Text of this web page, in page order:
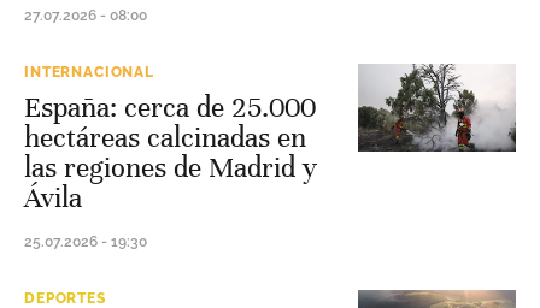
27.07.2026 - 08:00
INTERNACIONAL
España: cerca de 25.000
hectáreas calcinadas en
las regiones de Madrid y
Ávila
25.07.2026 - 19:30
DEPORTES